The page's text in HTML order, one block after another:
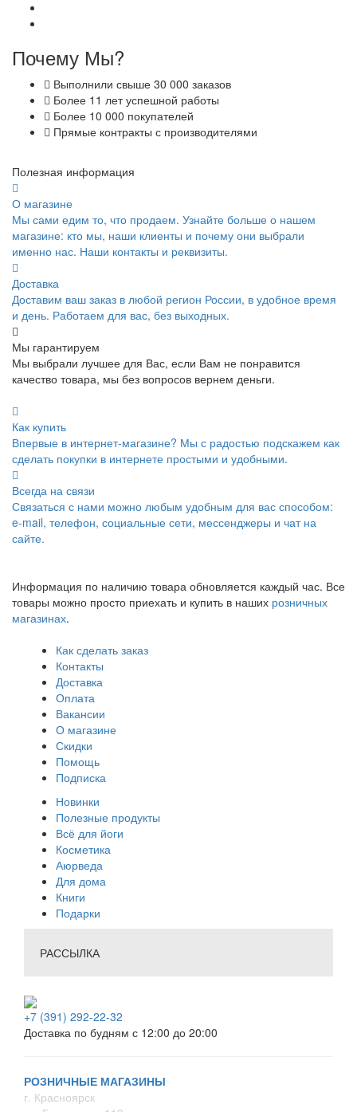
Почему Мы?
Выполнили свыше 30 000 заказов
Более 11 лет успешной работы
Более 10 000 покупателей
Прямые контракты с производителями
Полезная информация
О магазине
Мы сами едим то, что продаем. Узнайте больше о нашем
магазине: кто мы, наши клиенты и почему они выбрали
именно нас. Наши контакты и реквизиты.
Доставка
Доставим ваш заказ в любой регион России, в удобное время
и день. Работаем для вас, без выходных.
Мы гарантируем
Мы выбрали лучшее для Вас, если Вам не понравится
качество товара, мы без вопросов вернем деньги.
Как купить
Впервые в интернет-магазине? Мы с радостью подскажем как
сделать покупки в интернете простыми и удобными.
Всегда на связи
Связаться с нами можно любым удобным для вас способом:
e-mail, телефон, социальные сети, мессенджеры и чат на
сайте.
Информация по наличию товара обновляется каждый час. Все
товары можно просто приехать и купить в наших розничных
магазинах.
Как сделать заказ
Контакты
Доставка
Оплата
Вакансии
О магазине
Скидки
Помощь
Подписка
Новинки
Полезные продукты
Всё для йоги
Косметика
Аюрведа
Для дома
Книги
Подарки
РАССЫЛКА
+7 (391) 292-22-32
Доставка по будням с 12:00 до 20:00
РОЗНИЧНЫЕ МАГАЗИНЫ
г. Красноярск